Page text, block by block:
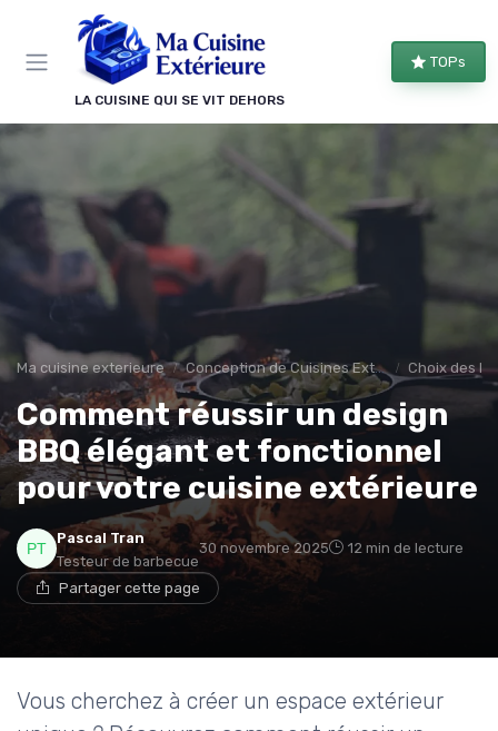
LA CUISINE QUI SE VIT DEHORS
TOPs
Ma cuisine exterieure Conception de Cuisines Extérieures Choix des
Comment réussir un design
BBQ élégant et fonctionnel
pour votre cuisine extérieure
Pascal Tran
Testeur de barbecue
30 novembre 2025 12 min de lecture
Partager cette page
Vous cherchez à créer un espace extérieur
Panneau de gestion des cookies